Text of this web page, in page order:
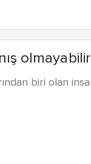
biri olan